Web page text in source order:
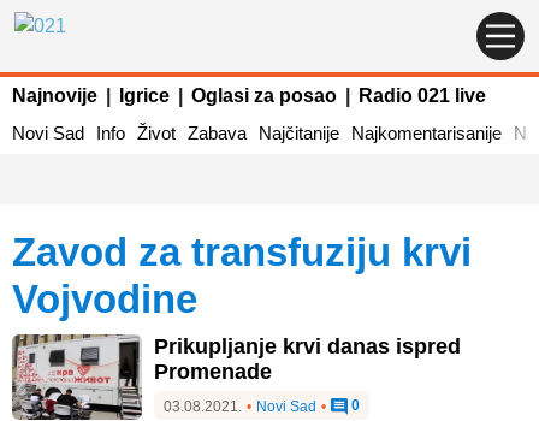
Najnovije Igrice Oglasi za posao
Radio 021 live
Novi Sad
Info Život Zabava Najčitanije Najkomentarisanije
Zavod za transfuziju krvi
Vojvodine
Prikupljanje krvi danas ispred
Promenade
03.08.2021. • Novi Sad • 0